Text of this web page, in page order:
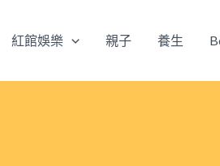
紅館娛樂 親子 養生